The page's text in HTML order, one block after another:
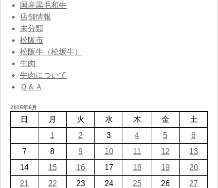
国産黒毛和牛
店舗情報
未分類
松阪市
松阪牛（松坂牛）
牛肉
牛肉について
Ｑ＆Ａ
2015年6月
日 月 火 水 木 金
土
1
2 3 4 5
6
7
8 9 10 11 12
13
14
15 16 17 18 19
20
21
22 23 24 25 26
27